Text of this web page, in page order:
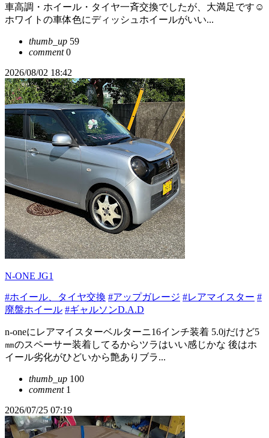
車高調・ホイール・タイヤ一斉交換でしたが、大満足です☺️
ホワイトの車体色にディッシュホイールがいい...
thumb_up 59
comment0
2026/08/02 18:42
N-ONE JG1
#ホイール、タイヤ交換 #アップガレージ #レアマイスター #
廃盤ホイール #ギャルソンD.A.D
n-oneにレアマイスターベルターニ16インチ装着 5.0jだけど5
㎜のスペーサー装着してるからツラはいい感じかな 後はホ
イール劣化がひどいから艶ありブラ...
thumb_up 100
comment1
2026/07/25 07:19